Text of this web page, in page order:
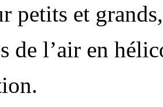
petits et grands,
de l’air en